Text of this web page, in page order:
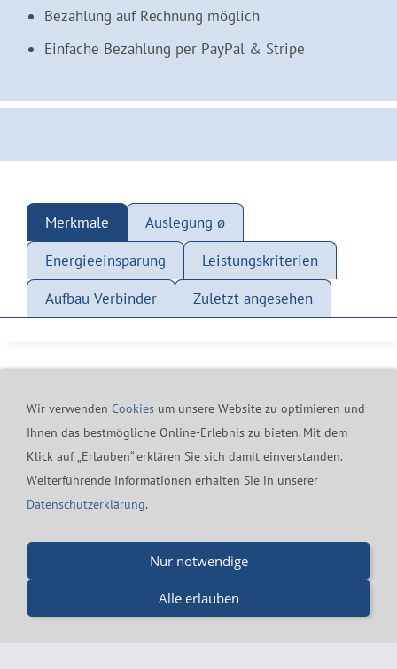
Bezahlung auf Rechnung möglich
Einfache Bezahlung per PayPal & Stripe
Merkmale
Auslegung ø
Energieeinsparung
Leistungskriterien
Aufbau Verbinder
Zuletzt angesehen
Kontakt 24h-Notfall-Hotline Cookies
Versand & Zahlung
Datenschutzerklärung
AGB
Merz GmbH - Beinheimer Straße 19 - 76437 Rastatt - Tel.:
drucklufttechnik.de
Wir verwenden Cookies um unsere Website zu optimieren und
Ihnen das bestmögliche Online-Erlebnis zu bieten. Mit dem
Klick auf „Erlauben“ erklären Sie sich damit einverstanden.
Weiterführende Informationen erhalten Sie in unserer
Datenschutzerklärung.
Nur notwendige
Alle erlauben